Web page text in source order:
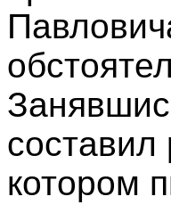
составил
котором